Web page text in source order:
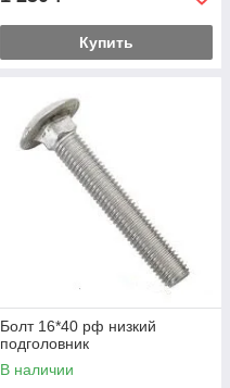
Купить
Болт 16*40 рф низкий
подголовник
В наличии